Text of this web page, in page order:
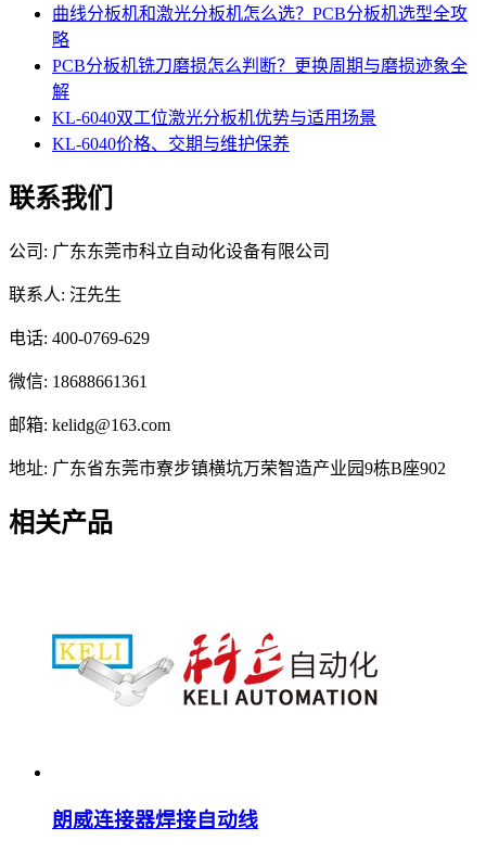
曲线分板机和激光分板机怎么选？PCB分板机选型全攻
略
PCB分板机铣刀磨损怎么判断？更换周期与磨损迹象全
解
KL-6040双工位激光分板机优势与适用场景
KL-6040价格、交期与维护保养
联系我们
公司: 广东东莞市科立自动化设备有限公司
联系人: 汪先生
电话: 400-0769-629
微信: 18688661361
邮箱: kelidg@163.com
地址: 广东省东莞市寮步镇横坑万荣智造产业园9栋B座902
相关产品
朗威连接器焊接自动线